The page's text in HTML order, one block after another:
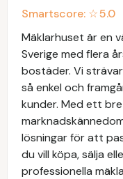
Smartscore: ☆5.0
Mäklarhuset är en
Sverige med flera
bostäder. Vi
så enkel och
kunder. Med ett
lösningar för att
du vill köpa, sälja
professionella